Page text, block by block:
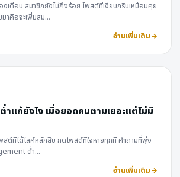
งเดือน สมาชิกยังไม่ถึงร้อย โพสต์ทีเงียบกริบเหมือนคุย
าคือจะเพิ่มสม…
อ่านเพิ่มเติม
แก้ยังไง เมื่อยอดคนตามเยอะแต่ไม่มี
ต์ทีได้ไลค์หลักสิบ กดโพสต์ทีใจหายทุกที คำถามที่พุ่ง
ต่ำ…
อ่านเพิ่มเติม